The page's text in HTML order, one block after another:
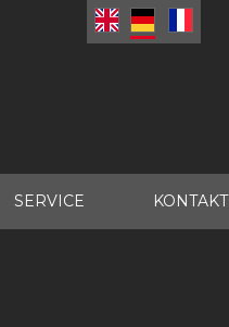
SERVICE KONTAKT